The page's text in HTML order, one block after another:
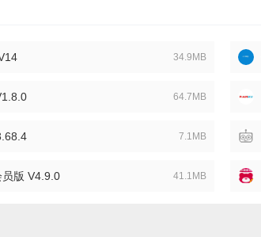
34.9MB
64.7MB
7.1MB
版 V4.9.0 41.1MB